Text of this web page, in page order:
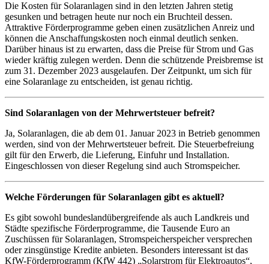
Die Kosten für Solaranlagen sind in den letzten Jahren stetig
gesunken und betragen heute nur noch ein Bruchteil dessen.
Attraktive Förderprogramme geben einen zusätzlichen Anreiz und
können die Anschaffungskosten noch einmal deutlich senken.
Darüber hinaus ist zu erwarten, dass die Preise für Strom und Gas
wieder kräftig zulegen werden. Denn die schützende Preisbremse ist
zum 31. Dezember 2023 ausgelaufen. Der Zeitpunkt, um sich für
eine Solaranlage zu entscheiden, ist genau richtig.
Sind Solaranlagen von der Mehrwertsteuer befreit?
Ja, Solaranlagen, die ab dem 01. Januar 2023 in Betrieb genommen
werden, sind von der Mehrwertsteuer befreit. Die Steuerbefreiung
gilt für den Erwerb, die Lieferung, Einfuhr und Installation.
Eingeschlossen von dieser Regelung sind auch Stromspeicher.
Welche Förderungen für Solaranlagen gibt es aktuell?
Es gibt sowohl bundeslandübergreifende als auch Landkreis und
Städte spezifische Förderprogramme, die Tausende Euro an
Zuschüssen für Solaranlagen, Stromspeicherspeicher versprechen
oder zinsgünstige Kredite anbieten. Besonders interessant ist das
KfW-Förderprogramm (KfW 442) „Solarstrom für Elektroautos“,